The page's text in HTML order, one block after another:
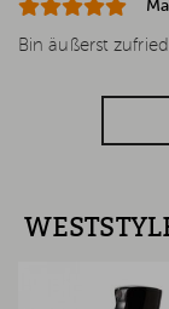
Bin äußerst